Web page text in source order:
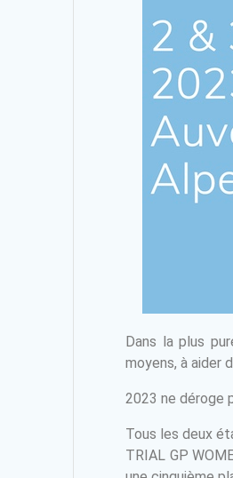
Dans la plus
moyens, à aider
2023 ne déroge
Tous les deux
TRIAL GP